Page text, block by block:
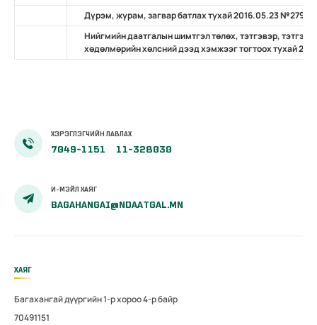
Дүрэм, журам, загвар батлах тухай 2016.05.23 №279
Нийгмийн даатгалын шимтгэл төлөх, тэтгэвэр,
хөдөлмөрийн хөлсний дээд хэмжээг тогтоох тухай
ХЭРЭГЛЭГЧИЙН ЛАВЛАХ
7049-1151 11-328030
И-МЭЙЛ ХАЯГ
BAGAHANGAI@NDAATGAL.MN
ХАЯГ
Багахангай дүүргийн 1-р хороо 4-р байр
70491151